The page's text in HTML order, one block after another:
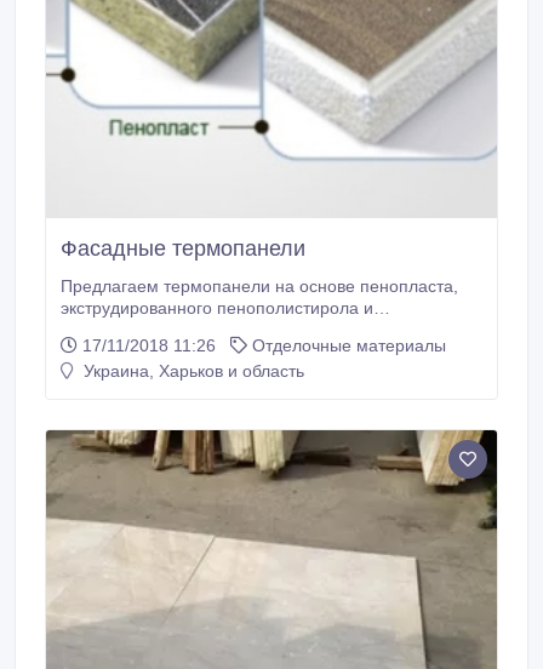
Фасадные термопанели
Предлагаем термопанели на основе пенопласта,
экструдированного пенополистирола и
мраморной крошки. С помощью Фасадных
термопанелей можно быстро утеплить пенопластом
на укладку обычной плитки, только значительно
проще.
17/11/2018 11:26
Отделочные материалы
Украина, Харьков и область